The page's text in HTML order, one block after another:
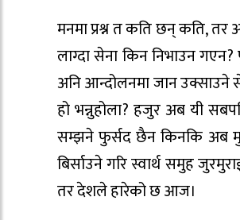
मनमा प्रश्न त कति छन् कति, तर
लाग्दा सेना किन निभाउन
अनि आन्दोलनमा जान उक्साउने
हो भन्नुहोला? हजुर अब यी
सम्झने फुर्सद छैन किनकि अब
बिर्साउने गरि स्वार्थ समुह
तर देशले हारेको छ आज।